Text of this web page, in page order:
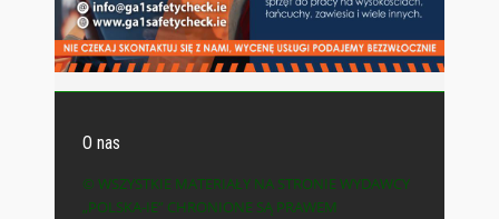
O nas
© WSZYSTKIE MATERIAŁY NA STRONIE WYDAWCY
„POLSKA-IE” CHRONIONE SĄ PRAWEM